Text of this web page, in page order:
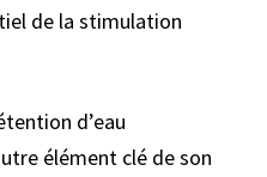
de la stimulation
d’eau
élément clé de son